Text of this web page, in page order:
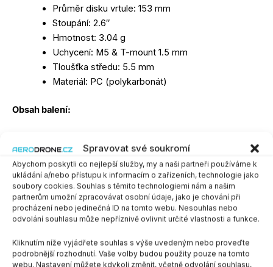
Spravovat své soukromí
Abychom poskytli co nejlepší služby, my a naši partneři používáme k
ukládání a/nebo přístupu k informacím o zařízeních, technologie jako
soubory cookies. Souhlas s těmito technologiemi nám a našim
partnerům umožní zpracovávat osobní údaje, jako je chování při
procházení nebo jedinečná ID na tomto webu. Nesouhlas nebo
odvolání souhlasu může nepříznivě ovlivnit určité vlastnosti a funkce.
Kliknutím níže vyjádřete souhlas s výše uvedeným nebo proveďte
podrobnější rozhodnutí. Vaše volby budou použity pouze na tomto
webu. Nastavení můžete kdykoli změnit, včetně odvolání souhlasu,
Průměr disku vrtule: 153 mm
Stoupání: 2.6″
Hmotnost: 3.04 g
Uchycení: M5 & T-mount 1.5 mm
Tloušťka středu: 5.5 mm
Materiál: PC (polykarbonát)
Obsah balení:
Barva
- + PŘIDAT DO KOŠÍKU